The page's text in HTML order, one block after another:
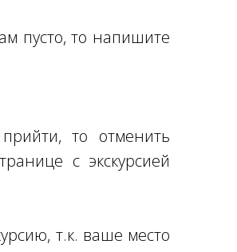
пусто, то напишите
то отменить
с экскурсией
т.к. ваше место